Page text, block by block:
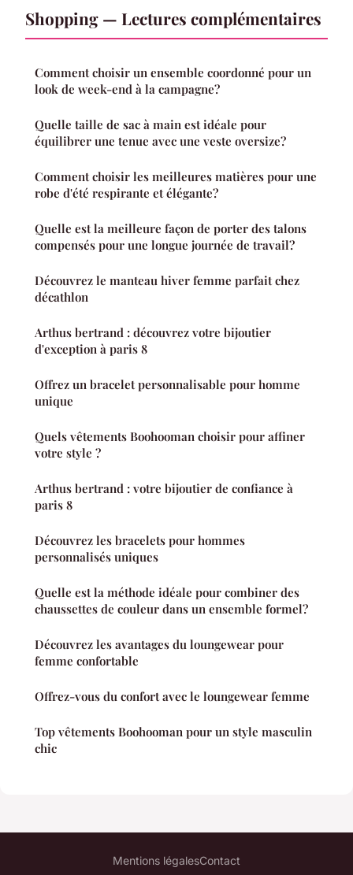
Shopping — Lectures complémentaires
Comment choisir un ensemble coordonné pour un
look de week-end à la campagne?
Quelle taille de sac à main est idéale pour
équilibrer une tenue avec une veste oversize?
Comment choisir les meilleures matières pour une
robe d'été respirante et élégante?
Quelle est la meilleure façon de porter des talons
compensés pour une longue journée de travail?
Découvrez le manteau hiver femme parfait chez
décathlon
Arthus bertrand : découvrez votre bijoutier
d'exception à paris 8
Offrez un bracelet personnalisable pour homme
unique
Quels vêtements Boohooman choisir pour affiner
votre style ?
Arthus bertrand : votre bijoutier de confiance à
paris 8
Découvrez les bracelets pour hommes
personnalisés uniques
Quelle est la méthode idéale pour combiner des
chaussettes de couleur dans un ensemble formel?
Découvrez les avantages du loungewear pour
femme confortable
Offrez-vous du confort avec le loungewear femme
Top vêtements Boohooman pour un style masculin
chic
Mentions légalesContact